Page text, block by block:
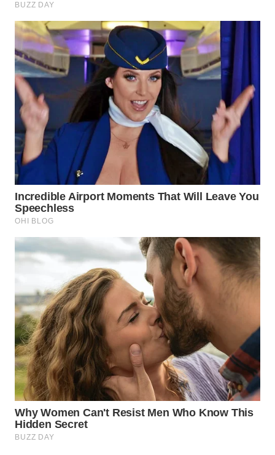
WN
INDRAMAYU
WN
KUNINGAN
WN
MAJALENGKA
WN
SUBANG
WN
SUKABUMI
WN
PURWAKARTA
WN
PRIANGAN
TIMUR
WN
SEMARANG
WN
SOLO